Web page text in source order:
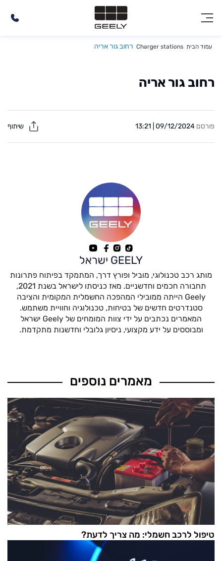
עמוד הבית Charger stations רחוב גור אריה
רחוב גור אריה
פורסם 09/12/2024 | 13:21
GEELY ישראל
מותג רכב טכנולוגי, מוביל ופורץ דרך, המתמקד בפיתוח פתרונות
תחבורה חכמים וחדשניים. מאז כניסתו לישראל בשנת 2021,
Geely הייתה ממובילי המהפכה החשמלית המקומית והציבה
סטנדרטים חדשים של בטיחות, טכנולוגיה וחוויית משתמש.
המאמרים נכתבים על ידי צוות המומחים של Geely ישראל
ומבוססים על ידע מקצועי, ניסיון גלובלי וחדשנות מתקדמת.
מאמרים נוספים
טיפול לרכב חשמלי: מה צריך לדעת?